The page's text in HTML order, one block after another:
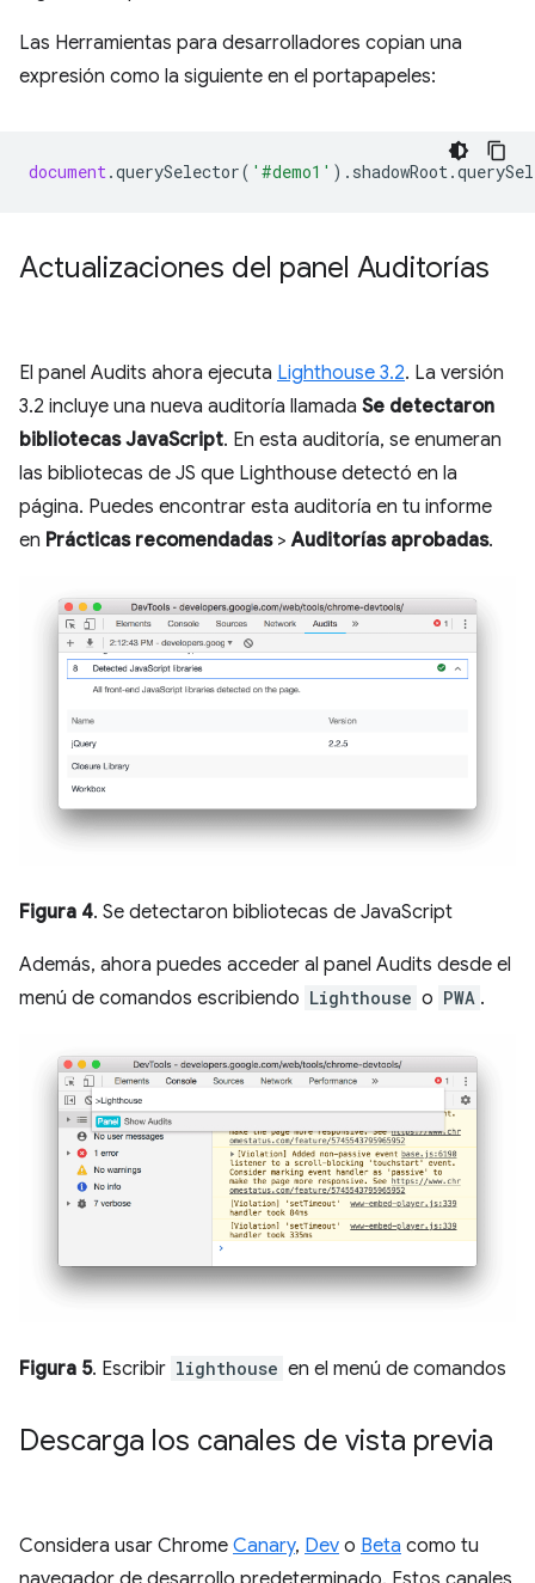
Las Herramientas para desarrolladores copian una
expresión como la siguiente en el portapapeles:
document.querySelector( '#demo1' ). shadowRoot.
Actualizaciones del panel Auditorías
El panel Audits ahora ejecuta Lighthouse 3.2. La versión
3.2 incluye una nueva auditoría llamada Se detectaron
bibliotecas JavaScript. En esta auditoría, se enumeran
las bibliotecas de JS que Lighthouse detectó en la
página. Puedes encontrar esta auditoría en tu informe
en Prácticas recomendadas>Auditorías aprobadas.
Figura 4. Se detectaron bibliotecas de JavaScript
Además, ahora puedes acceder al panel Audits desde el
menú de comandos escribiendo Lighthouse o PWA .
Figura 5. Escribir lighthouse en el menú de comandos
Descarga los canales de vista previa
Considera usar Chrome Canary, Dev o Beta como tu